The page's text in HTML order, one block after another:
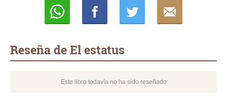
Reseña de El estatus
Este libro todavía no ha sido reseñado